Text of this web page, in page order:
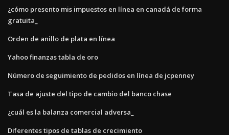
¿cómo presento mis impuestos en línea en canadá de forma
gratuita_
Orden de anillo de plata en línea
Yahoo finanzas tabla de oro
Número de seguimiento de pedidos en línea de jcpenney
Tasa de ajuste del tipo de cambio del banco chase
¿cuál es la balanza comercial adversa_
Diferentes tipos de tablas de crecimiento